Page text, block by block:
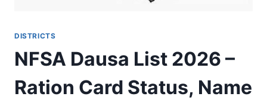
DISTRICTS
NFSA Dausa List 2026 –
Ration Card Status, Name